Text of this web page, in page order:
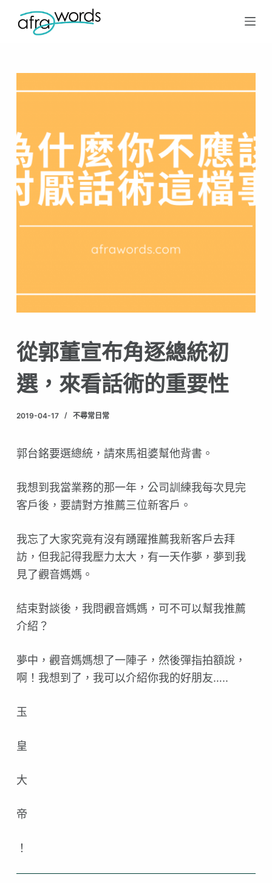
跳
至
從郭董宣布角逐總統初
選，來看話術的重要性
2019-04-17 不尋常日常
郭台銘要選總統，請來馬祖婆幫他背書。
我想到我當業務的那一年，公司訓練我每次見完
客戶後，要請對方推薦三位新客戶。
我忘了大家究竟有沒有踴躍推薦我新客戶去拜
訪，但我記得我壓力太大，有一天作夢，夢到我
見了觀音媽媽。
結束對談後，我問觀音媽媽，可不可以幫我推薦
介紹？
夢中，觀音媽媽想了一陣子，然後彈指拍額說，
啊！我想到 了，我可以介紹你我的好朋友…..
玉
皇
大
帝
！